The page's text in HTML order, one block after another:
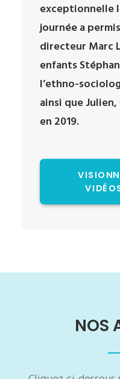
exceptionnelle
journéea
directeur Marc
enfants
l’ethno-
ainsi que Julien,
en 2019.
NOS